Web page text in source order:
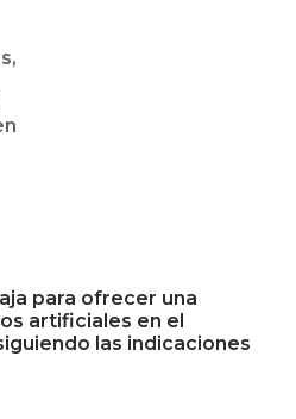
para ofrecer una
artificiales en el
las indicaciones